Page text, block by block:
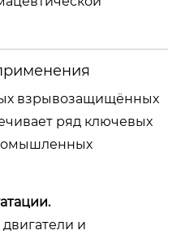
взрывозащищённых
ряд ключевых
и